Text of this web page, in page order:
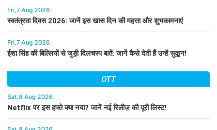
Fri,7 Aug 2026
स्वतंत्रता दिवस 2026: जानें इस खास दिन की महत्ता और शुभकामनाएं
Fri,7 Aug 2026
ईशा सिंह की बिल्लियों से जुड़ी दिलचस्प बातें: जानें कैसे देती हैं उन्हें सुकून!
OTT
Sat,8 Aug 2026
Netflix पर इस हफ्ते क्या नया? जानें नई रिलीज़ की पूरी लिस्ट!